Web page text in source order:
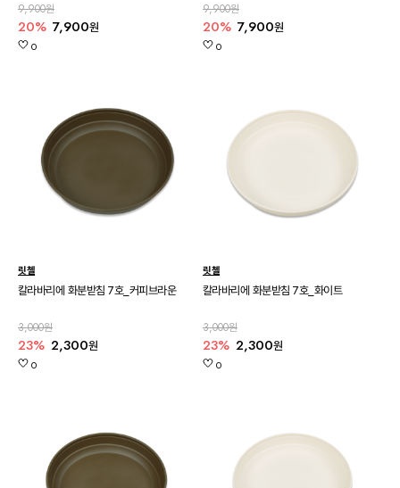
9,900원
20% 7,900원
0
9,900원
20% 7,900원
0
릿첼
칼라바리에 화분받침 7호_커피브라운
3,000원
23% 2,300원
0
릿첼
칼라바리에 화분받침 7호_화이트
3,000원
23% 2,300원
0